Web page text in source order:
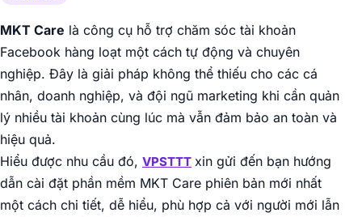
MKT Care là công cụ hỗ trợ chăm sóc tài khoản
Facebook hàng loạt một cách tự động và chuyên
nghiệp. Đây là giải pháp không thể thiếu cho các cá
nhân, doanh nghiệp, và đội ngũ marketing khi cần quản
lý nhiều tài khoản cùng lúc mà vẫn đảm bảo an toàn và
hiệu quả.
Hiểu được nhu cầu đó, VPSTTT xin gửi đến bạn hướng
dẫn cài đặt phần mềm MKT Care phiên bản mới nhất
một cách chi tiết, dễ hiểu, phù hợp cả với người mới lẫn